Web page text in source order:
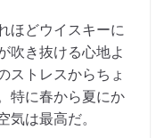
ほどウイスキーに
吹き抜ける心地よ
ストレスからちょ
特に春から夏にか
気は最高だ。